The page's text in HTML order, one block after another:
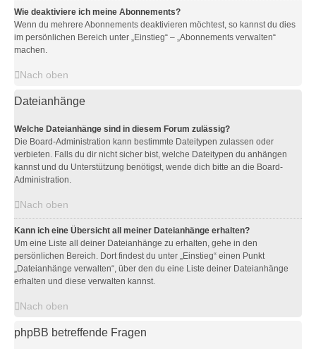
Wie deaktiviere ich meine Abonnements?
Wenn du mehrere Abonnements deaktivieren möchtest, so kannst du dies
im persönlichen Bereich unter „Einstieg“ – „Abonnements verwalten“
machen.
Nach oben
Dateianhänge
Welche Dateianhänge sind in diesem Forum zulässig?
Die Board-Administration kann bestimmte Dateitypen zulassen oder
verbieten. Falls du dir nicht sicher bist, welche Dateitypen du anhängen
kannst und du Unterstützung benötigst, wende dich bitte an die Board-
Administration.
Nach oben
Kann ich eine Übersicht all meiner Dateianhänge erhalten?
Um eine Liste all deiner Dateianhänge zu erhalten, gehe in den
persönlichen Bereich. Dort findest du unter „Einstieg“ einen Punkt
„Dateianhänge verwalten“, über den du eine Liste deiner Dateianhänge
erhalten und diese verwalten kannst.
Nach oben
phpBB betreffende Fragen